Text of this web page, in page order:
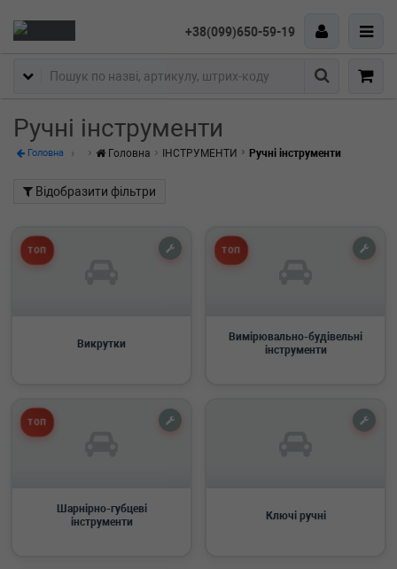
+38(099)650-59-19
Пошук
Ручні інструменти
Головна Головна ІНСТРУМЕНТИ Ручні інструменти
Відобразити фільтри
ТОП
Викрутки
ТОП
Вимірювально-будівельні
інструменти
ТОП
Шарнірно-губцеві
інструменти
Ключі ручні